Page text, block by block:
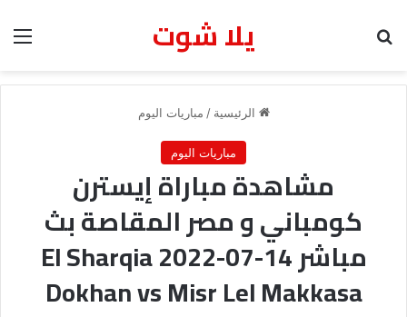
يلا شوت
الرئيسية / مباريات اليوم
مباريات اليوم
مشاهدة مباراة إيسترن
كومباني و مصر المقاصة بث
مباشر 14-07-2022 El Sharqia
Dokhan vs Misr Lel Makkasa